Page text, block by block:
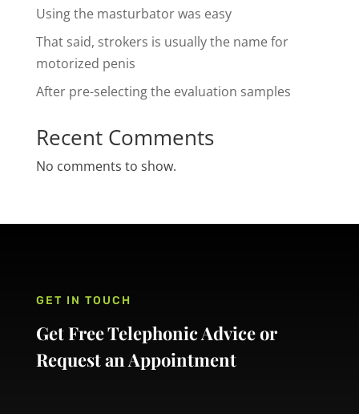
Using the masturbator was easy
That said, strokers is usually the name for
motorized penis
After pre-selecting the evaluation samples
Recent Comments
No comments to show.
GET IN TOUCH
Get Free Telephonic Advice or
Request an Appointment